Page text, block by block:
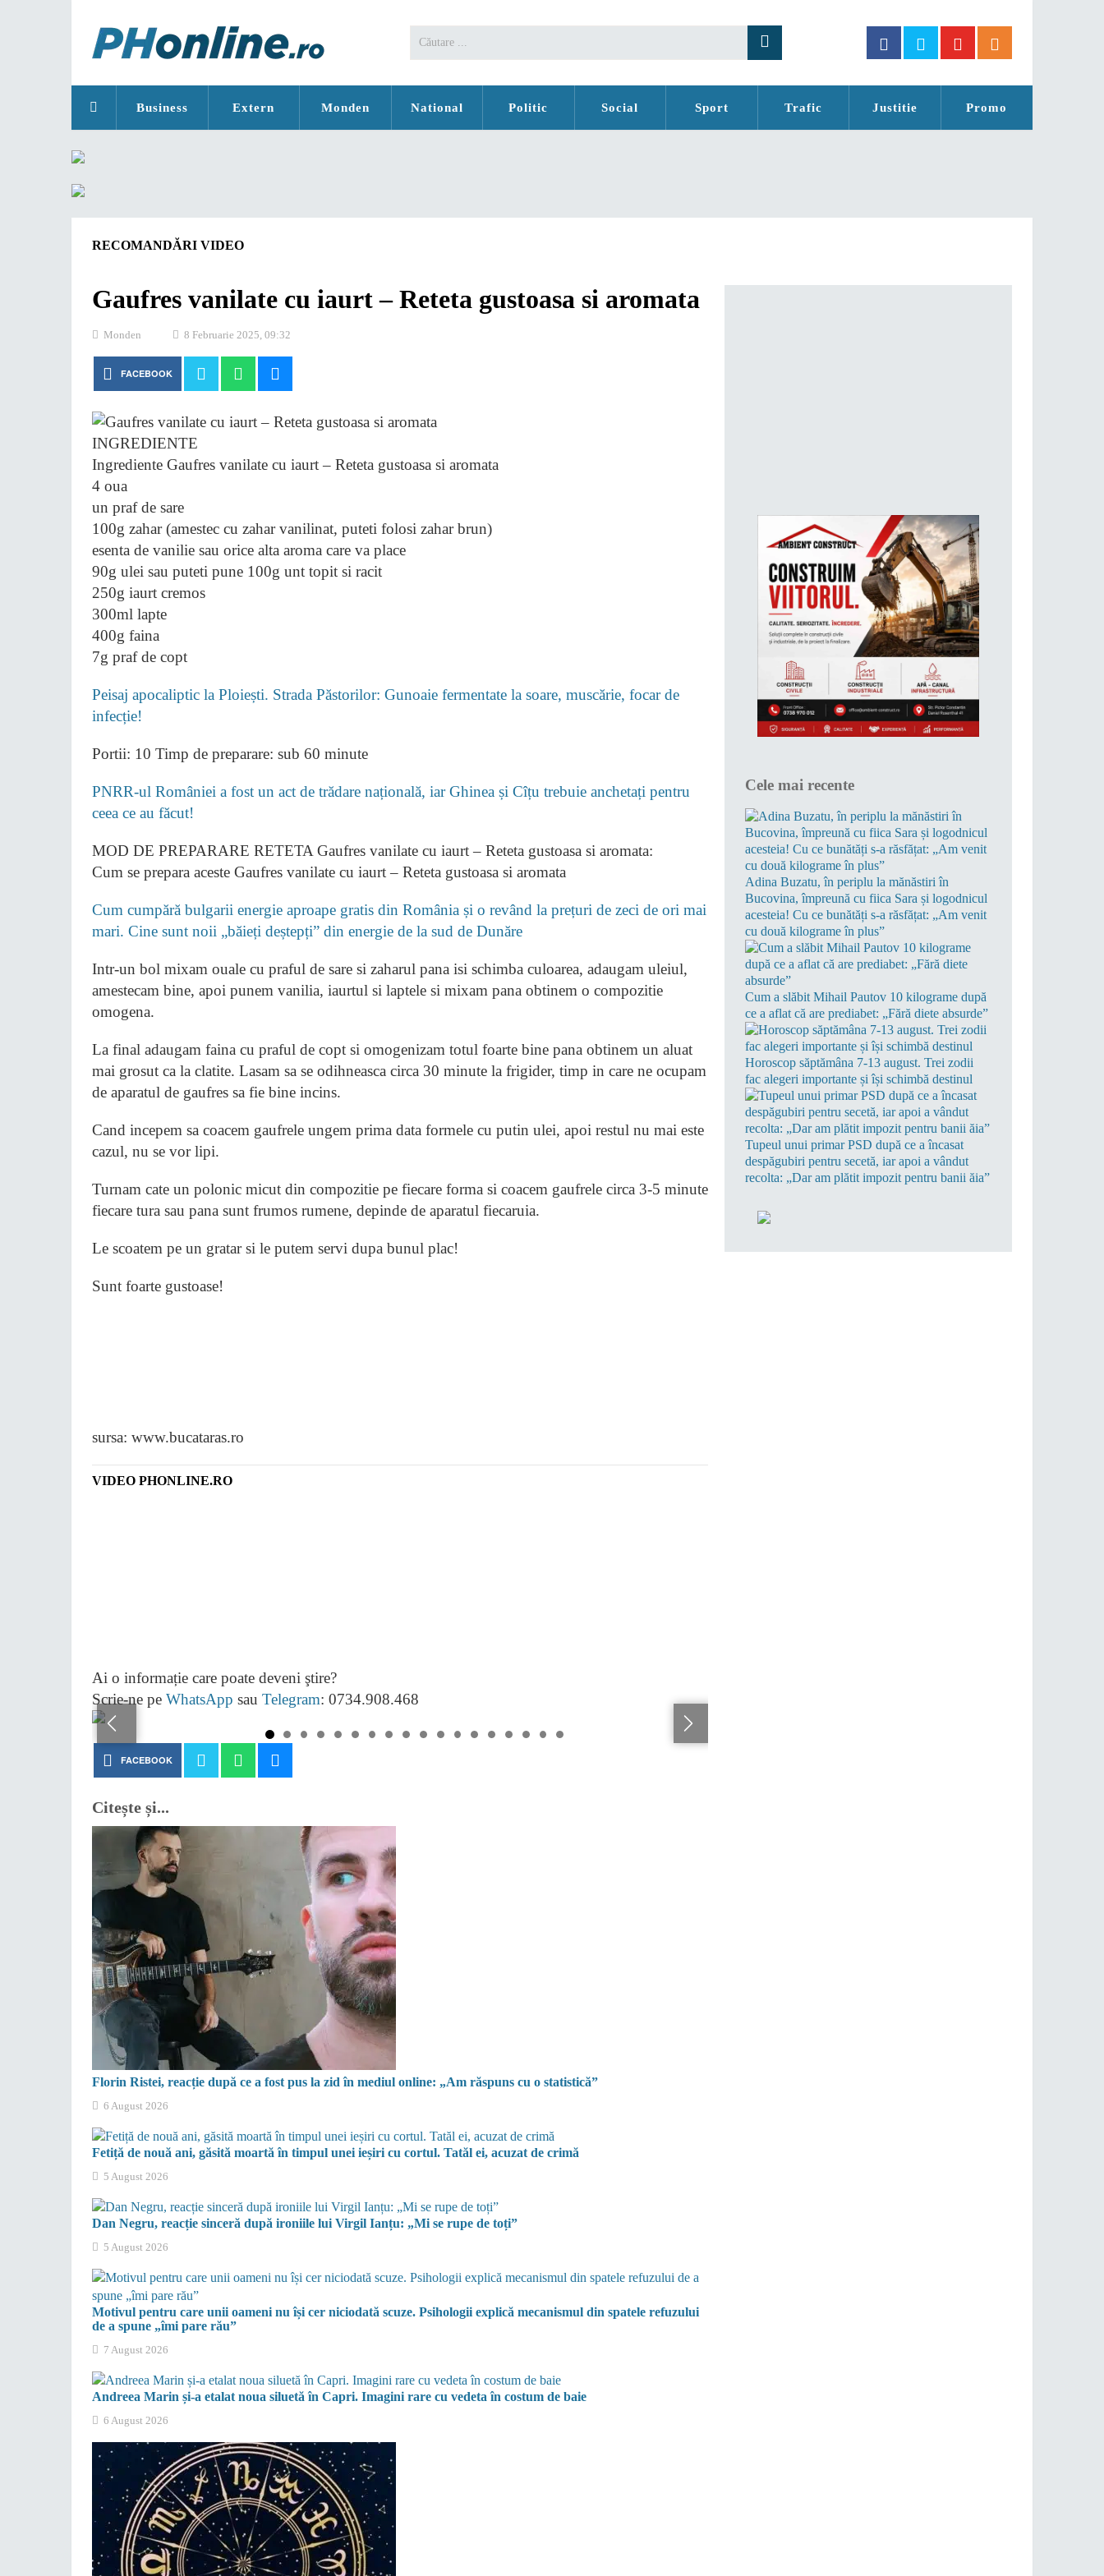
Business Extern Monden National Politic Social Sport Trafic Justitie Promo
RECOMANDĂRI VIDEO
Gaufres vanilate cu iaurt – Reteta gustoasa si aromata
Monden 8 Februarie 2025, 09:32
FACEBOOK
INGREDIENTE
Ingrediente Gaufres vanilate cu iaurt – Reteta gustoasa si aromata
4 oua
un praf de sare
100g zahar (amestec cu zahar vanilinat, puteti folosi zahar brun)
esenta de vanilie sau orice alta aroma care va place
90g ulei sau puteti pune 100g unt topit si racit
250g iaurt cremos
300ml lapte
400g faina
7g praf de copt
Peisaj apocaliptic la Ploiești. Strada Păstorilor: Gunoaie fermentate la soare, muscărie, focar de
infecție!
Portii: 10 Timp de preparare: sub 60 minute
PNRR-ul României a fost un act de trădare națională, iar Ghinea și Cîțu trebuie anchetați pentru
ceea ce au făcut!
MOD DE PREPARARE RETETA Gaufres vanilate cu iaurt – Reteta gustoasa si aromata:
Cum se prepara aceste Gaufres vanilate cu iaurt – Reteta gustoasa si aromata
Cum cumpără bulgarii energie aproape gratis din România și o revând la prețuri de zeci de ori mai
mari. Cine sunt noii „băieți deștepți” din energie de la sud de Dunăre
Intr-un bol mixam ouale cu praful de sare si zaharul pana isi schimba culoarea, adaugam uleiul,
amestecam bine, apoi punem vanilia, iaurtul si laptele si mixam pana obtinem o compozitie
omogena.
La final adaugam faina cu praful de copt si omogenizam totul foarte bine pana obtinem un aluat
mai grosut ca la clatite. Lasam sa se odihneasca circa 30 minute la frigider, timp in care ne ocupam
de aparatul de gaufres sa fie bine incins.
Cand incepem sa coacem gaufrele ungem prima data formele cu putin ulei, apoi restul nu mai este
cazul, nu se vor lipi.
Turnam cate un polonic micut din compozitie pe fiecare forma si coacem gaufrele circa 3-5 minute
fiecare tura sau pana sunt frumos rumene, depinde de aparatul fiecaruia.
Le scoatem pe un gratar si le putem servi dupa bunul plac!
Sunt foarte gustoase!
sursa: www.bucataras.ro
VIDEO PHONLINE.RO
Ai o informație care poate deveni ştire?
Scrie-ne pe WhatsApp sau Telegram: 0734.908.468
FACEBOOK
Citește și...
Florin Ristei, reacție după ce a fost pus la zid în mediul online: „Am răspuns cu o statistică”
6 August 2026
Fetiță de nouă ani, găsită moartă în timpul unei ieșiri cu cortul. Tatăl ei, acuzat de crimă
5 August 2026
Dan Negru, reacție sinceră după ironiile lui Virgil Ianțu: „Mi se rupe de toți”
5 August 2026
Motivul pentru care unii oameni nu își cer niciodată scuze. Psihologii explică mecanismul din spatele refuzului
de a spune „îmi pare rău”
7 August 2026
Andreea Marin și-a etalat noua siluetă în Capri. Imagini rare cu vedeta în costum de baie
6 August 2026
Cele mai recente
Adina Buzatu, în periplu la mănăstiri în
Bucovina, împreună cu fiica Sara și logodnicul
acesteia! Cu ce bunătăți s-a răsfățat: „Am venit
cu două kilograme în plus”
Cum a slăbit Mihail Pautov 10 kilograme după
ce a aflat că are prediabet: „Fără diete absurde”
Horoscop săptămâna 7-13 august. Trei zodii
fac alegeri importante și își schimbă destinul
Tupeul unui primar PSD după ce a încasat
despăgubiri pentru secetă, iar apoi a vândut
recolta: „Dar am plătit impozit pentru banii ăia”